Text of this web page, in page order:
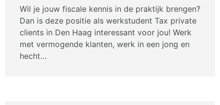
Wil je jouw fiscale kennis in de praktijk brengen?
Dan is deze positie als werkstudent Tax private
clients in Den Haag interessant voor jou! Werk
met vermogende klanten, werk in een jong en
hecht…